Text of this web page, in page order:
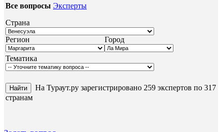
Все вопросы Эксперты
Страна
Регион
Город
Тематика
На Тураут.ру зарегистрировано 259 экспертов по 317
странам